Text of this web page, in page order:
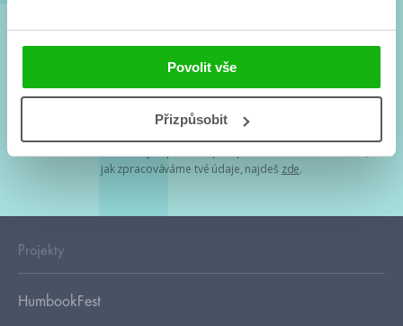
Povolit vše
Přizpůsobit
Souhlasím spodmínkami zpracování osobních údajů
Tvá e-mailová adresa je u nás v bezpečí. Přečti si
jak zpracováváme tvé údaje, najdeš zde.
Projekty
HumbookFest